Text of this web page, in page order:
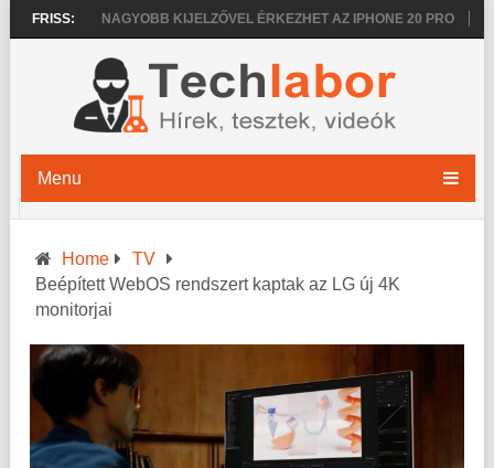
FRISS:
2026 NAGYOBB KIJELZŐVEL ÉRKEZHET AZ IPHONE 20 PRO
Menu
Home
TV
Beépített WebOS rendszert kaptak az LG új 4K
monitorjai